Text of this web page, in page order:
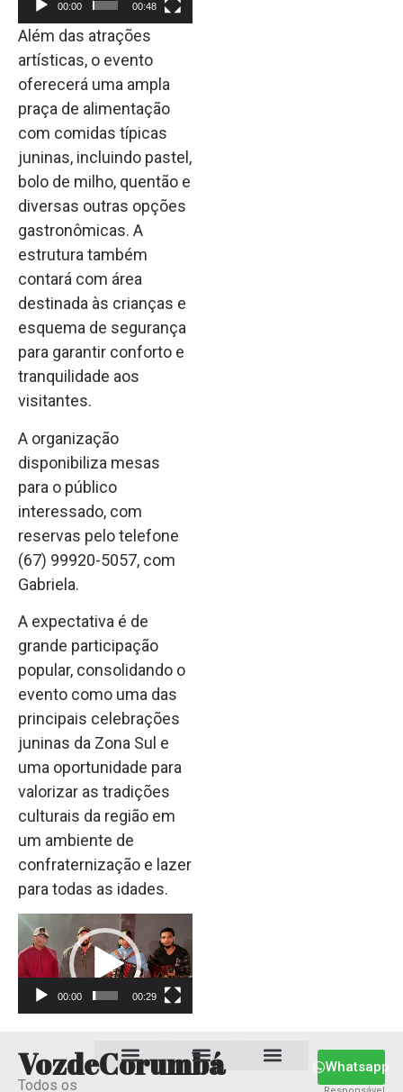
00:00 00:48
Além das atrações
artísticas, o evento
oferecerá uma ampla
praça de alimentação
com comidas típicas
juninas, incluindo pastel,
bolo de milho, quentão e
diversas outras opções
gastronômicas. A
estrutura também
contará com área
destinada às crianças e
esquema de segurança
para garantir conforto e
tranquilidade aos
visitantes.
A organização
disponibiliza mesas
para o público
interessado, com
reservas pelo telefone
(67) 99920-5057, com
Gabriela.
A expectativa é de
grande participação
popular, consolidando o
evento como uma das
principais celebrações
juninas da Zona Sul e
uma oportunidade para
valorizar as tradições
culturais da região em
um ambiente de
confraternização e lazer
para todas as idades.
Tocador
de
vídeo
00:00 00:29
VozdeCorumbá
Todos os
Whatsapp